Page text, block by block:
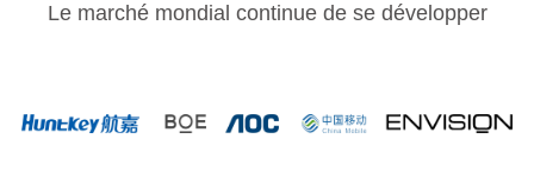
Le marché mondial continue de se développer